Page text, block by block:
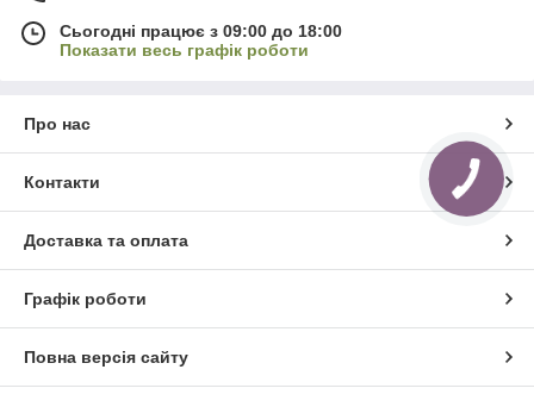
Сьогодні працює з 09:00 до 18:00
Показати весь графік роботи
Про нас
Контакти
Доставка та оплата
Графік роботи
Повна версія сайту